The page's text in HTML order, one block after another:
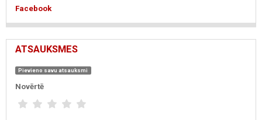
Facebook
ATSAUKSMES
Pievieno savu atsauksmi
Novērtē